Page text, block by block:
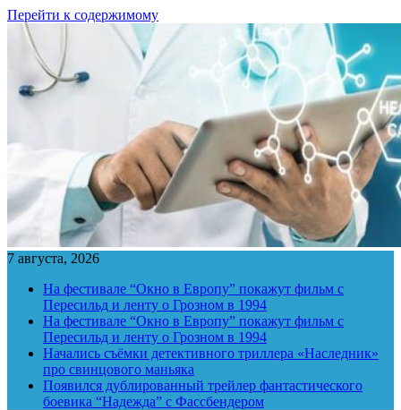
Перейти к содержимому
7 августа, 2026
На фестивале “Окно в Европу” покажут фильм с
Пересильд и ленту о Грозном в 1994
На фестивале “Окно в Европу” покажут фильм с
Пересильд и ленту о Грозном в 1994
Начались съёмки детективного триллера «Наследник»
про свинцового маньяка
Появился дублированный трейлер фантастического
боевика “Надежда” с Фассбендером